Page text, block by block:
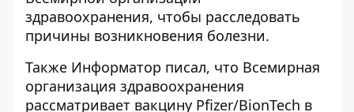
здравоохранения, чтобы расследовать
причины возникновения болезни.
Также Информатор писал, что Всемирная
организация здравоохранения
рассматривает вакцину Pfizer/BionTech в